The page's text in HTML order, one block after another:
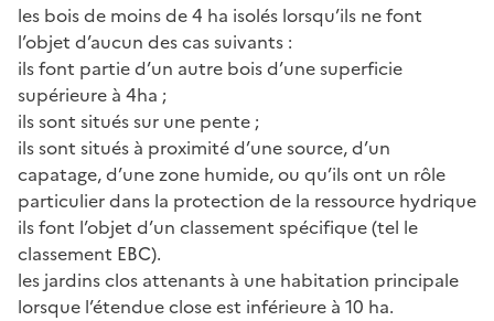
les bois de moins de 4 ha isolés lorsqu’ils ne font
l’objet d’aucun des cas suivants :
ils font partie d’un autre bois d’une superficie
supérieure à 4ha ;
ils sont situés sur une pente ;
ils sont situés à proximité d’une source, d’un
capatage, d’une zone humide, ou qu’ils ont un rôle
particulier dans la protection de la ressource hydrique
ils font l’objet d’un classement spécifique (tel le
classement EBC).
les jardins clos attenants à une habitation principale
lorsque l’étendue close est inférieure à 10 ha.